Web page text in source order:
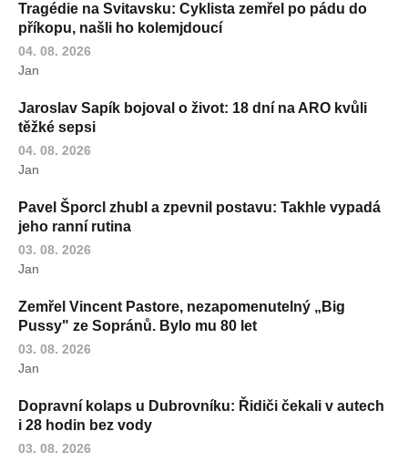
Tragédie na Svitavsku: Cyklista zemřel po pádu do
příkopu, našli ho kolemjdoucí
04. 08. 2026
Jan
Jaroslav Sapík bojoval o život: 18 dní na ARO kvůli
těžké sepsi
04. 08. 2026
Jan
Pavel Šporcl zhubl a zpevnil postavu: Takhle vypadá
jeho ranní rutina
03. 08. 2026
Jan
Zemřel Vincent Pastore, nezapomenutelný „Big
Pussy" ze Sopránů. Bylo mu 80 let
03. 08. 2026
Jan
Dopravní kolaps u Dubrovníku: Řidiči čekali v autech
i 28 hodin bez vody
03. 08. 2026